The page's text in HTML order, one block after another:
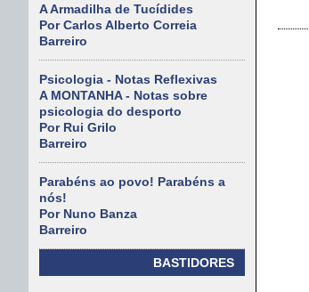
A Armadilha de Tucídides
Por Carlos Alberto Correia
Barreiro
Psicologia - Notas Reflexivas
A MONTANHA - Notas sobre
psicologia do desporto
Por Rui Grilo
Barreiro
Parabéns ao povo! Parabéns a
nós!
Por Nuno Banza
Barreiro
BASTIDORES